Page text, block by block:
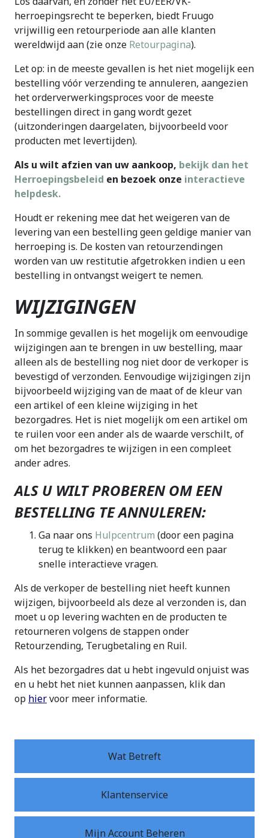
herroepingsrecht te beperken, biedt Fruugo
vrijwillig een retourperiode aan alle klanten
wereldwijd aan (zie onze Retourpagina).
Let op: in de meeste gevallen is het niet mogelijk een
bestelling vóór verzending te annuleren, aangezien
het orderverwerkingsproces voor de meeste
bestellingen direct in gang wordt gezet
(uitzonderingen daargelaten, bijvoorbeeld voor
producten met levertijden).
Als u wilt afzien van uw aankoop, bekijk dan het
Herroepingsbeleid en bezoek onze interactieve
helpdesk.
Houdt er rekening mee dat het weigeren van de
levering van een bestelling geen geldige manier van
herroeping is. De kosten van retourzendingen
worden van uw restitutie afgetrokken indien u een
bestelling in ontvangst weigert te nemen.
WIJZIGINGEN
In sommige gevallen is het mogelijk om eenvoudige
wijzigingen aan te brengen in uw bestelling, maar
alleen als de bestelling nog niet door de verkoper is
bevestigd of verzonden. Eenvoudige wijzigingen zijn
bijvoorbeeld wijziging van de maat of de kleur van
een artikel of een kleine wijziging in het
bezorgadres. Het is niet mogelijk om een artikel om
te ruilen voor een ander als de waarde verschilt, of
om het bezorgadres te wijzigen in een compleet
ander adres.
ALS U WILT PROBEREN OM EEN
BESTELLING TE ANNULEREN:
Ga naar ons Hulpcentrum (door een pagina
terug te klikken) en beantwoord een paar
snelle interactieve vragen.
Als de verkoper de bestelling niet heeft kunnen
wijzigen, bijvoorbeeld als deze al verzonden is, dan
moet u op levering wachten en de producten te
retourneren volgens de stappen onder
Retourzending, Terugbetaling en Ruil.
Als het bezorgadres dat u hebt ingevuld onjuist was
en u hebt het niet kunnen aanpassen, klik dan
op hiervoor meer informatie.
Wat Betreft
Klantenservice
Mijn Account Beheren